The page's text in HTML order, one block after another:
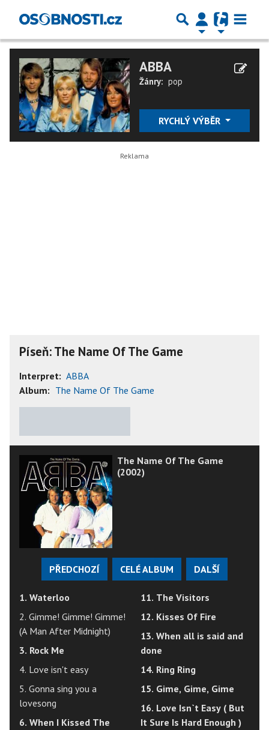
ABBA
Žánry: pop
RYCHLÝ VÝBĚR
Píseň: The Name Of The Game
Interpret: ABBA
Album: The Name Of The Game
The Name Of The Game
(2002)
PŘEDCHOZÍ CELÉ ALBUM DALŠÍ
1. Waterloo
2. Gimme! Gimme! Gimme!
(A Man After Midnight)
3. Rock Me
4. Love isn't easy
5. Gonna sing you a
lovesong
6. When I Kissed The
11. The Visitors
12. Kisses Of Fire
13. When all is said and
done
14. Ring Ring
15. Gime, Gime, Gime
16. Love Isn`t Easy ( But
It Sure Is Hard Enough )